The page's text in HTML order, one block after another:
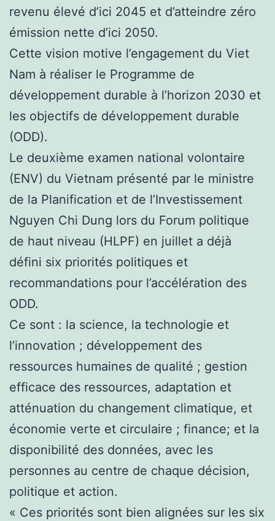
revenu élevé d’ici 2045 et d’atteindre zéro
émission nette d’ici 2050.
Cette vision motive l’engagement du Viet
Nam à réaliser le Programme de
développement durable à l’horizon 2030 et
les objectifs de développement durable
(ODD).
Le deuxième examen national volontaire
(ENV) du Vietnam présenté par le ministre
de la Planification et de l’Investissement
Nguyen Chi Dung lors du Forum politique
de haut niveau (HLPF) en juillet a déjà
défini six priorités politiques et
recommandations pour l’accélération des
ODD.
Ce sont : la science, la technologie et
l’innovation ; développement des
ressources humaines de qualité ; gestion
efficace des ressources, adaptation et
atténuation du changement climatique, et
économie verte et circulaire ; finance; et la
disponibilité des données, avec les
personnes au centre de chaque décision,
politique et action.
« Ces priorités sont bien alignées sur les six